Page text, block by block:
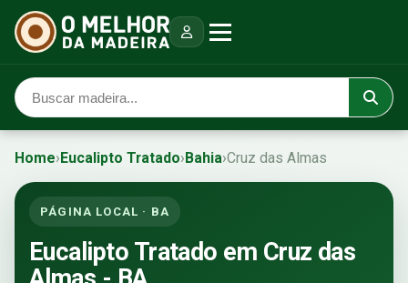
Home›Eucalipto Tratado›Bahia›Cruz das Almas
PÁGINA LOCAL · BA
Eucalipto Tratado em Cruz das